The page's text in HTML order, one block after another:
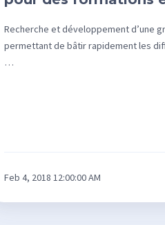
Recherche et développement d’une
permettant de bâtir rapidement les
…
Feb 4, 2018 12:00:00 AM